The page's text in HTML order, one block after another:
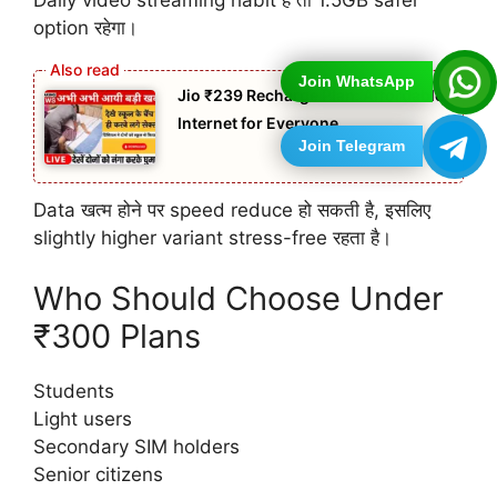
Join WhatsApp
Join Telegram
option रहेगा।
Jio ₹239 Recharge Plan: Affordable
Internet for Everyone
Data खत्म होने पर speed reduce हो सकती है, इसलिए
slightly higher variant stress-free रहता है।
Who Should Choose Under
₹300 Plans
Students
Light users
Secondary SIM holders
Senior citizens